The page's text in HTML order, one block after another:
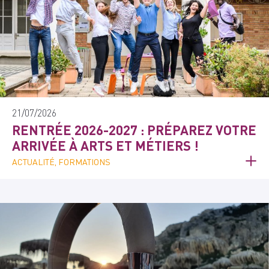
21/07/2026
RENTRÉE 2026-2027 : PRÉPAREZ VOTRE
ARRIVÉE À ARTS ET MÉTIERS !
ACTUALITÉ, FORMATIONS